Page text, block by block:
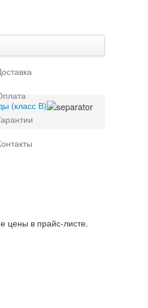
(класс В)
цены в прайс-листе.